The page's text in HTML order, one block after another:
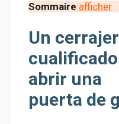
Sommaire afficher
Un
abrir una
puerta de